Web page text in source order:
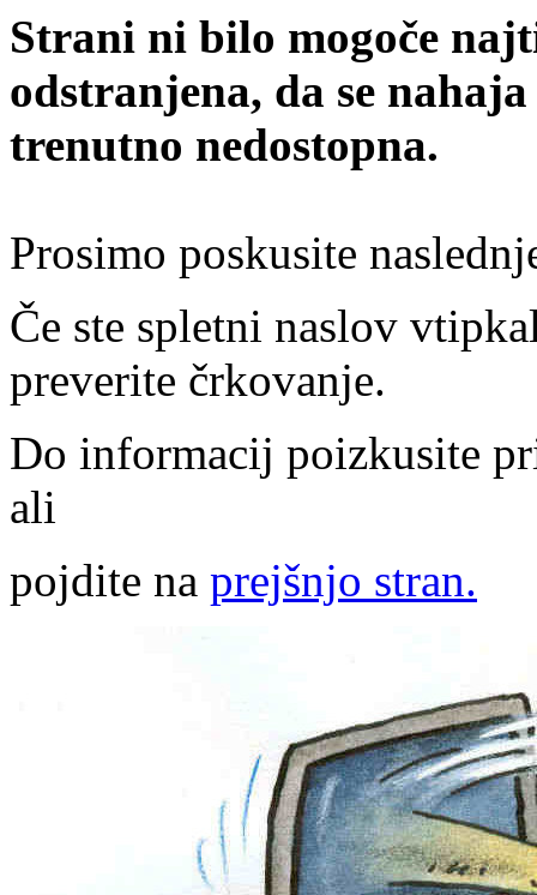
Strani ni bilo mogoče
odstranjena, da se
trenutno nedostopna.
Prosimo poskusite
Če ste spletni naslov
preverite črkovanje.
Do informacij poizkusite
ali
pojdite na prejšnjo stran.